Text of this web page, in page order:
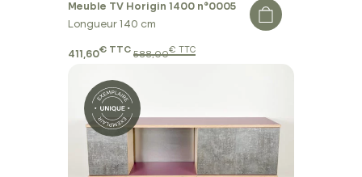
Meuble TV Horigin 1400 n°0005
Longueur 140 cm
411,60€ TTC
588,00
€ TTC